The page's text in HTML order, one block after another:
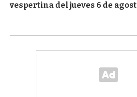
vespertina del jueves 6 de